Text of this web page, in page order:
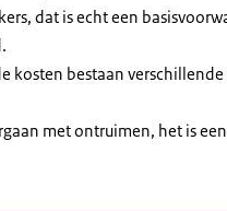
dat is echt een
kosten bestaan
met ontruimen, het is